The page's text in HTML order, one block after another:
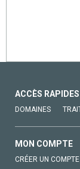
ACCÈS RAPIDES
DOMAINES
MON COMPTE
CRÉER UN COMPTE